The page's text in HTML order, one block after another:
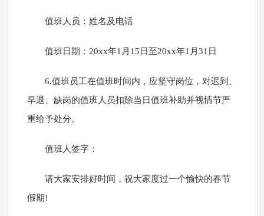
值班人员：姓名及电话
值班日期：20xx年1月15日至20xx年1月31日
6.值班员工在值班时间内，应坚守岗位，对迟到、
早退、缺岗的值班人员扣除当日值班补助并视情节严
重给予处分。
值班人签字：
请大家安排好时间，祝大家度过一个愉快的春节
假期!